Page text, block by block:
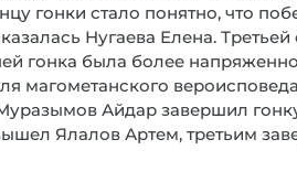
гонки стало понятно, что
Нугаева Елена.
гонка была более
магометанского
Айдар завершил
Ялалов Артем, третьим